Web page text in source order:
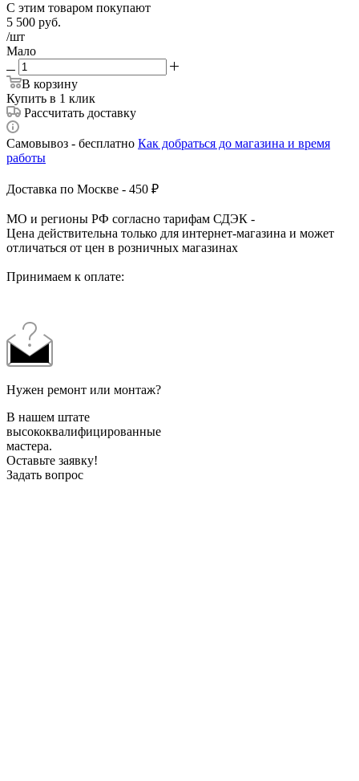
С этим товаром покупают
5 500 руб.
/шт
Мало
В корзину
Купить в 1 клик
Рассчитать доставку
Самовывоз - бесплатно Как добраться до магазина и время
работы
Доставка по Москве - 450 ₽
МО и регионы РФ согласно тарифам СДЭК -
Цена действительна только для интернет-магазина и может
отличаться от цен в розничных магазинах
Принимаем к оплате:
Нужен ремонт или монтаж?
В нашем штате
высококвалифицированные
мастера.
Оставьте заявку!
Задать вопрос